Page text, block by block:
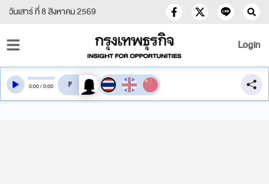
วันเสาร์ ที่ 8 สิงหาคม 2569
Login
0:00/0:00 สลับเสียงอ่าน